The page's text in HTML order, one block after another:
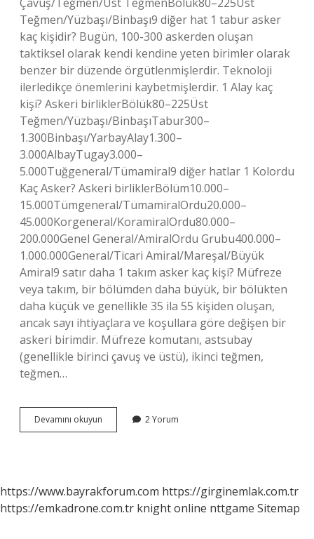
Teğmen/Yüzbaşı/Binbaşı9 diğer hat 1 tabur asker
kaç kişidir? Bugün, 100-300 askerden oluşan
taktiksel olarak kendi kendine yeten birimler olarak
benzer bir düzende örgütlenmişlerdir. Teknoloji
ilerledikçe önemlerini kaybetmişlerdir. 1 Alay kaç
kişi? Askeri birliklerBölük80–225Üst
Teğmen/Yüzbaşı/BinbaşıTabur300–
1.300Binbaşı/YarbayAlay1.300–
3.000AlbayTugay3.000–
5.000Tuğgeneral/Tümamiral9 diğer hatlar 1 Kolordu
Kaç Asker? Askeri birliklerBölüm10.000–
15.000Tümgeneral/TümamiralOrdu20.000–
45.000Korgeneral/KoramiralOrdu80.000–
200.000Genel General/AmiralOrdu Grubu400.000–
1.000.000General/Ticari Amiral/Mareşal/Büyük
Amiral9 satır daha 1 takım asker kaç kişi? Müfreze
veya takım, bir bölümden daha büyük, bir bölükten
daha küçük ve genellikle 35 ila 55 kişiden oluşan,
ancak sayı ihtiyaçlara ve koşullara göre değişen bir
askeri birimdir. Müfreze komutanı, astsubay
(genellikle birinci çavuş ve üstü), ikinci teğmen,
teğmen…
Devamını okuyun
Kol
2 Yorum
https://www.bayrakforum.com https://girginemlak.com.tr
https://emkadrone.com.tr knight online nttgame Sitemap